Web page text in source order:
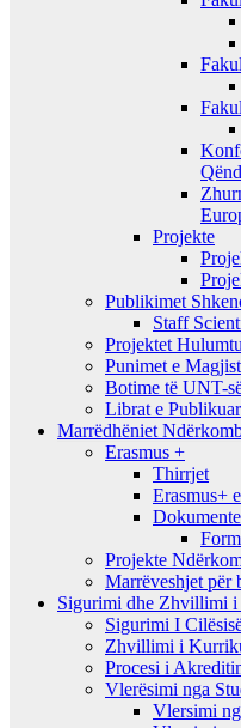
Projekte
Publikimet
Staff
Projektet
Punimet e
Botime të UNT-
Librat e
Marrëdhëniet
Erasmus +
Thirrjet
Erasmus+
Dokumente
Projekte
Marrëveshjet për
Sigurimi dhe Zhvillimi i
Sigurimi I
Zhvillimi i
Procesi i
Vlerësimi nga
Vlersimi